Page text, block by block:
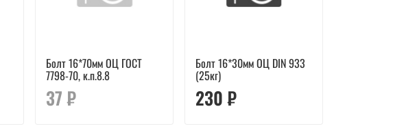
Болт 16*70мм ОЦ ГОСТ
7798-70, к.п.8.8
37 ₽
Болт 16*30мм ОЦ DIN 933
(25кг)
230 ₽